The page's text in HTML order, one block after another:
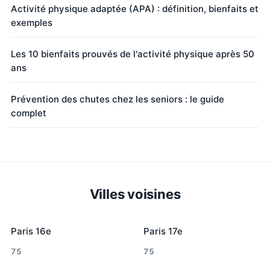
Activité physique adaptée (APA) : définition, bienfaits et
exemples
Les 10 bienfaits prouvés de l'activité physique après 50
ans
Prévention des chutes chez les seniors : le guide
complet
Villes voisines
Paris 16e
75
Paris 17e
75